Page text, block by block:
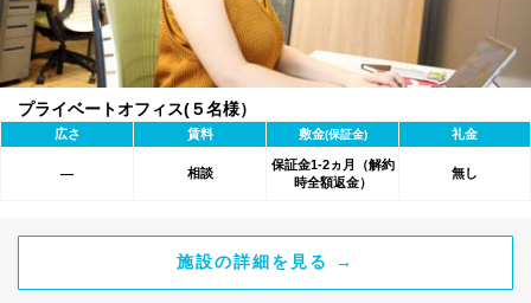
プライベートオフィス(５名様）
広さ 賃料 敷金(保証金) 礼金
― 相談
保証金1-2ヵ月（解約
時全額返金）
無し
施設の詳細を見る →